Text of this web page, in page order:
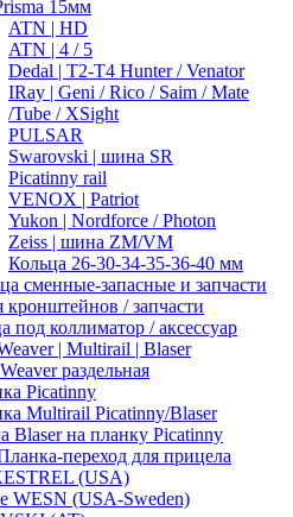
15мм
ATN | HD
ATN | 4 / 5
Dedal | T2-T4 Hunter / Venator
IRay | Geni / Rico / Saim / Mate
/Tube / XSight
PULSAR
Swarovski | шина SR
Picatinny rail
VENOX | Patriot
Yukon | Nordforce / Photon
Zeiss | шина ZM/VM
Кольца 26-30-34-35-36-40 мм
сменные-запасные и запчасти
кронштейнов / запчасти
под коллиматор / аксессуар
| Multirail | Blaser
раздельная
Picatinny
Multirail Picatinny/Blaser
Blaser на планку Picatinny
переход для прицела
(USA)
WESN (USA-Sweden)